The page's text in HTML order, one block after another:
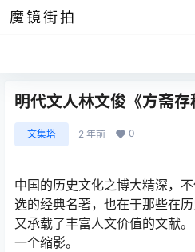
魔镜街拍
明代文人林文俊《方斋
文集塔 2 年前 0
中国的历史文化之博大精深，
选的经典名著，也在于那些在
又承载了丰富人文价值的文献
一个缩影。